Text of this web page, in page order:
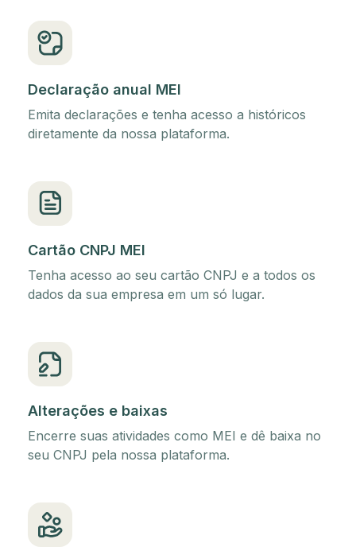
Declaração anual MEI
Emita declarações e tenha acesso a históricos
diretamente da nossa plataforma.
Cartão CNPJ MEI
Tenha acesso ao seu cartão CNPJ e a todos os
dados da sua empresa em um só lugar.
Alterações e baixas
Encerre suas atividades como MEI e dê baixa no
seu CNPJ pela nossa plataforma.